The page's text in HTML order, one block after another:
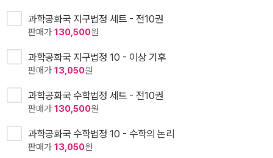
과학공화국 지구법정 세트 - 전10권
판매가 130,500원
과학공화국 지구법정 10 - 이상 기후
판매가 13,050원
과학공화국 수학법정 세트 - 전10권
판매가 130,500원
과학공화국 수학법정 10 - 수학의 논리
판매가 13,050원